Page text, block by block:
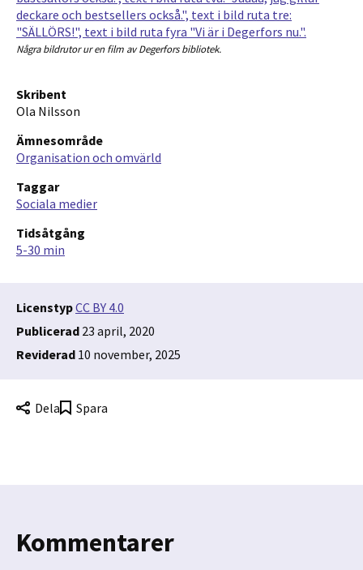
Skribent
Ola Nilsson
Ämnesområde
Organisation och omvärld
Taggar
Sociala medier
Tidsåtgång
5-30 min
LicenstypCC BY 4.0
Publicerad 23 april, 2020
Reviderad 10 november, 2025
Dela Spara
Några bildrutor ur en film av Degerfors bibliotek.
Kommentarer